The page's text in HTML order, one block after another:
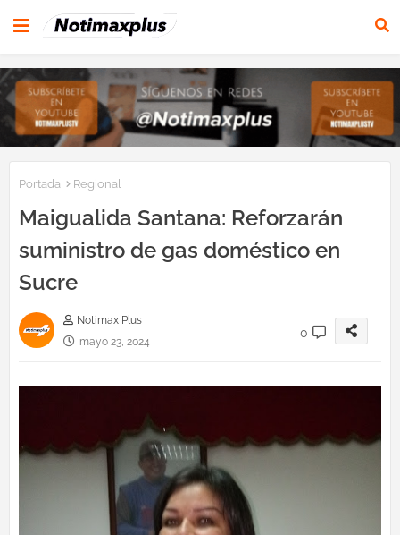
Portada Regional
Maigualida Santana: Reforzarán
suministro de gas doméstico en
Sucre
Notimax Plus
mayo 23, 2024
0